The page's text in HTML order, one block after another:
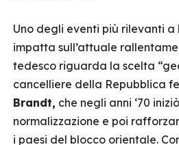
Uno degli eventi più rilevanti a
impatta sull’attuale
tedesco riguarda la scelta
cancelliere della Repubblica
Brandt, che negli anni ‘70
normalizzazione e poi
i paesi del blocco orientale.